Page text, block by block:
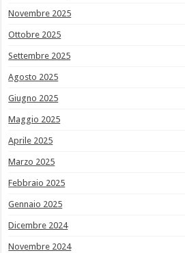
Novembre 2025
Ottobre 2025
Settembre 2025
Agosto 2025
Giugno 2025
Maggio 2025
Aprile 2025
Marzo 2025
Febbraio 2025
Gennaio 2025
Dicembre 2024
Novembre 2024